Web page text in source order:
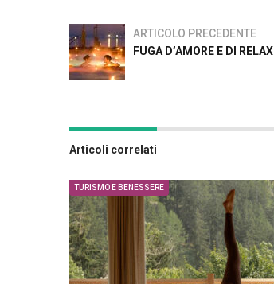
ARTICOLO PRECEDENTE
FUGA D’AMORE E DI RELAX
Articoli correlati
TURISMO E BENESSERE